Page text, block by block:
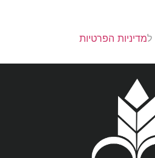
למדיניות הפרטיות